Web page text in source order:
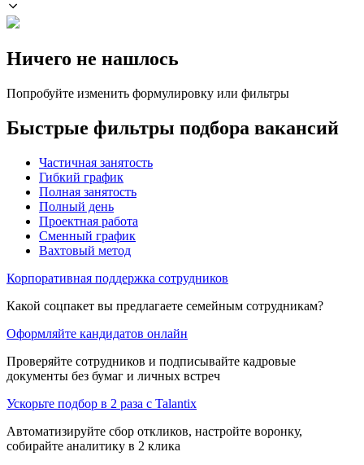
Ничего не нашлось
Попробуйте изменить формулировку или фильтры
Быстрые фильтры подбора вакансий
Частичная занятость
Гибкий график
Полная занятость
Полный день
Проектная работа
Сменный график
Вахтовый метод
Корпоративная поддержка сотрудников
Какой соцпакет вы предлагаете семейным сотрудникам?
Оформляйте кандидатов онлайн
Проверяйте сотрудников и подписывайте кадровые
документы без бумаг и личных встреч
Ускорьте подбор в 2 раза с Talantix
Автоматизируйте сбор откликов, настройте воронку,
собирайте аналитику в 2 клика